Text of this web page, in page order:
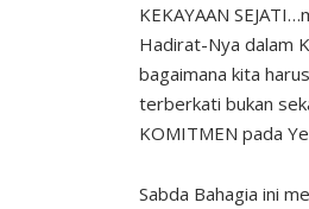
KEKAYAAN
Hadirat-Nya dalam
bagaimana kita
terberkati bukan
KOMITMEN pada
Sabda Bahagia ini